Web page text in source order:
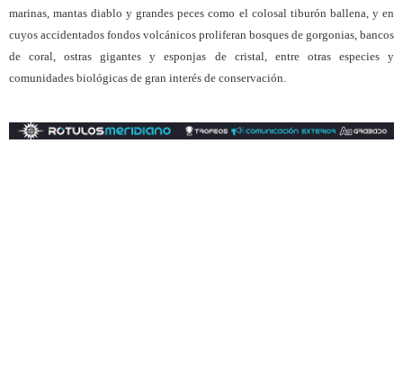
marinas, mantas diablo y grandes peces como el colosal tiburón ballena, y en
cuyos accidentados fondos volcánicos proliferan bosques de gorgonias, bancos
de coral, ostras gigantes y esponjas de cristal, entre otras especies y
comunidades biológicas de gran interés de conservación.